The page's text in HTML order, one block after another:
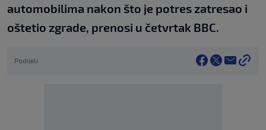
automobilima nakon što je potres zatresao i
oštetio zgrade, prenosi u četvrtak BBC.
Podijeli